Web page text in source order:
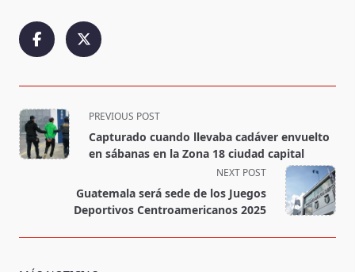
<span
class="nav-
subtitle
text">Page</span>
PREVIOUS POST
Capturado cuando llevaba cadáver envuelto
en sábanas en la Zona 18 ciudad capital
NEXT POST
Guatemala será sede de los Juegos
Deportivos Centroamericanos 2025